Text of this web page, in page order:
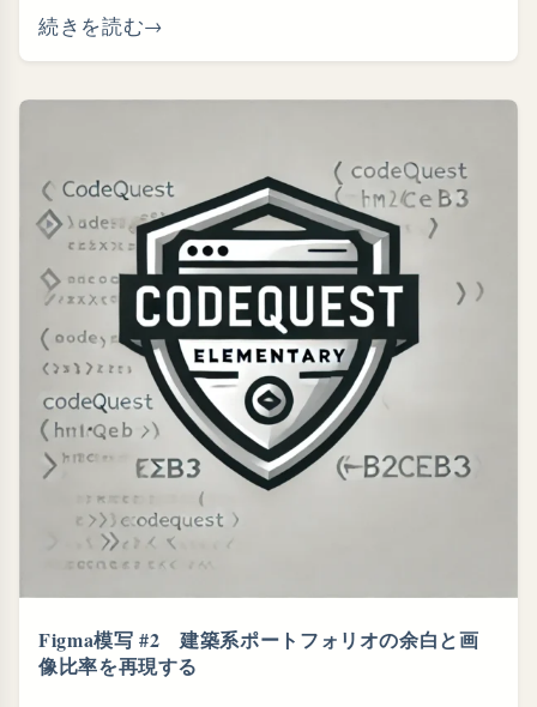
続きを読む
Figma模写 #2 建築系ポートフォリオの余白と画
像比率を再現する